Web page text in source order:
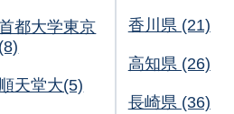
都大学東京
(8)
順天堂大(5)
香川県 (21)
高知県 (26)
長崎県 (36)